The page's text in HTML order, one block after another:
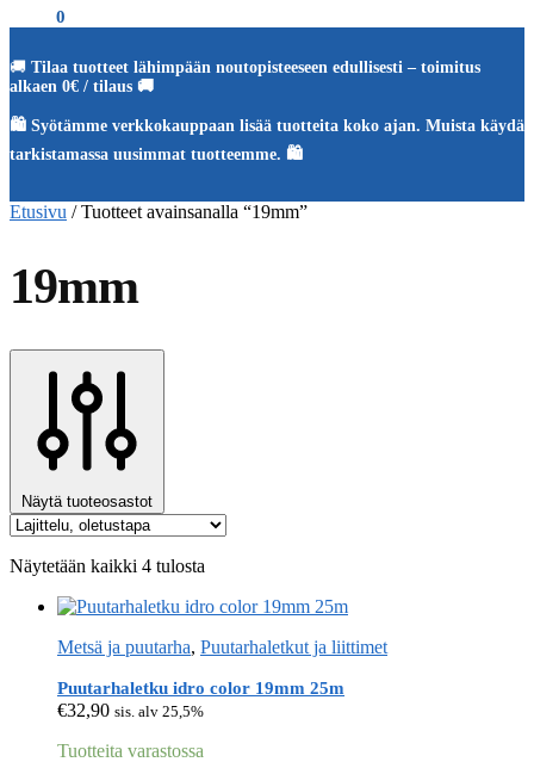
0
🚚 Tilaa tuotteet lähimpään noutopisteeseen edullisesti – toimitus
alkaen 0€ / tilaus 🚚
🛍️ Syötämme verkkokauppaan lisää tuotteita koko ajan. Muista käydä
tarkistamassa uusimmat tuotteemme. 🛍️
Etusivu /Tuotteet avainsanalla “19mm”
19mm
Näytä tuoteosastot
Näytetään kaikki 4 tulosta
Metsä ja puutarha, Puutarhaletkut ja liittimet
Puutarhaletku idro color 19mm 25m
€32,90 sis. alv 25,5%
Tuotteita varastossa